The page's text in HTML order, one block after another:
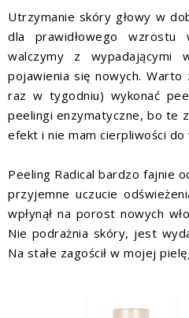
Utrzymanie skóry głowy w
dla prawidłowego wzrostu
walczymy z wypadającymi
pojawienia się nowych.
raz w tygodniu) wykonać
peelingi enzymatyczne, bo te
efekt i nie mam cierpliwości do
Peeling Radical bardzo fajnie
przyjemne uczucie
wpłynął na porost nowych
Nie podrażnia skóry, jest
Na stałe zagościł w mojej